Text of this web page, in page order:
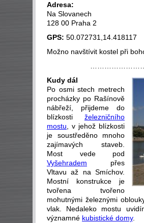
Adresa:
Na Slovanech
128 00 Praha 2
GPS: 50.072731,14.418117
Možno navštívit kostel při
Kudy dál
Po osmi stech metrech
procházky po Rašínově
nábřeží, přijdeme do
blízkosti železničního
mostu, v jehož blízkosti
je soustředěno mnoho
zajímavých staveb.
Most vede pod
Vyšehradem přes
Vltavu až na Smíchov.
Mostní konstrukce je
tvořena tvořeno
mohutnými železnými
vlak. Nedaleko mostu
významné kubistické domy.